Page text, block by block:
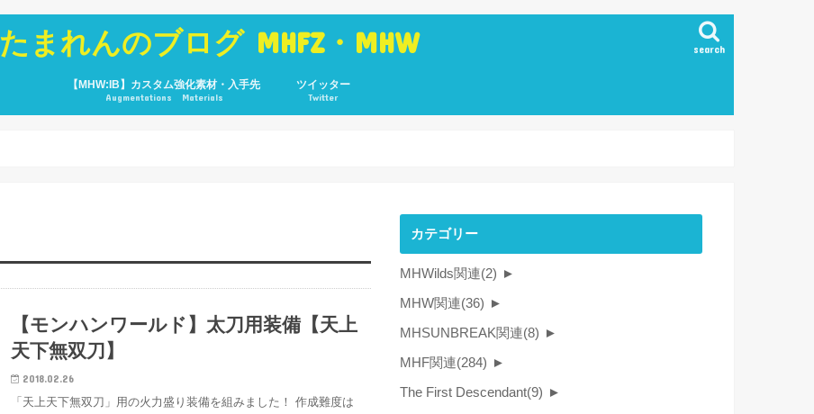
たまれんのブログ MHFZ・MHW search
【MHW:IB】カスタム強化素材・入手先
Augmentations Materials
ツイッター
Twitter
【モンハンワールド】太刀用装備【天上
天下無双刀】
2018.02.26
「天上天下無双刀」用の火力盛り装備を組みました！ 作成難度は
カテゴリー
MHWilds関連(2) ►
MHW関連(36) ►
MHSUNBREAK関連(8) ►
MHF関連(284) ►
The First Descendant(9) ►